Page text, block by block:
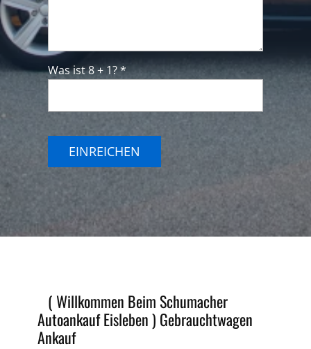
Was ist 8 + 1? *
EINREICHEN
( Willkommen Beim Schumacher
Autoankauf Eisleben ) Gebrauchtwagen
Ankauf